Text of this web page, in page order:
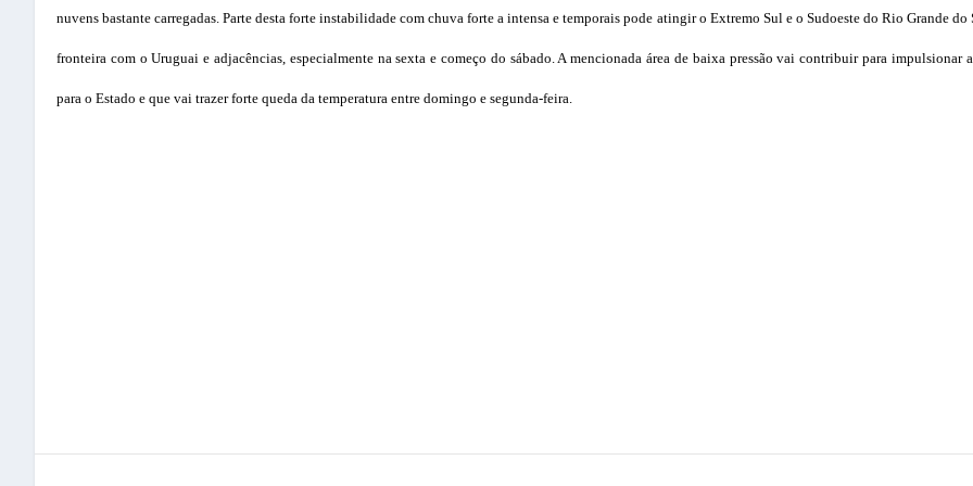
nuvens bastante carregadas. Parte desta forte instabilidade com chuva forte a intensa e temporais pode atingir o Extremo Sul e o Sudoeste do Rio Grande do
fronteira com o Uruguai e adjacências, especialmente na sexta e começo do sábado. A mencionada área de baixa pressão vai contribuir para impulsionar
para o Estado e que vai trazer forte queda da temperatura entre domingo e segunda-feira.